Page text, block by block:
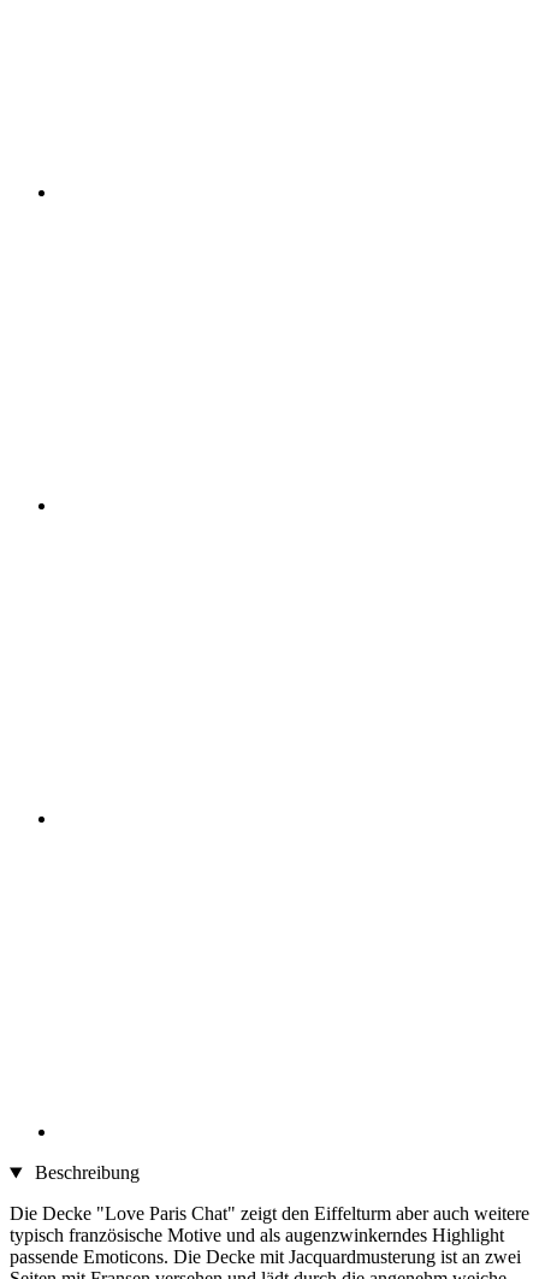
Beschreibung
Die Decke "Love Paris Chat" zeigt den Eiffelturm aber auch weitere
typisch französische Motive und als augenzwinkerndes Highlight
passende Emoticons. Die Decke mit Jacquardmusterung ist an zwei